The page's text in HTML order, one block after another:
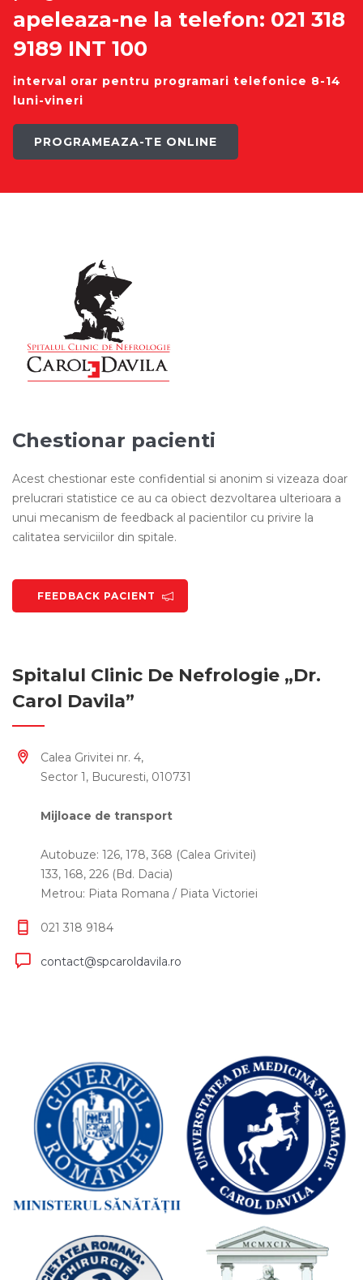
apeleaza-ne la telefon: 021 318
9189 INT 100
interval orar pentru programari telefonice 8-14
luni-vineri
PROGRAMEAZA-TE ONLINE
Chestionar pacienti
Acest chestionar este confidential si anonim si vizeaza doar
prelucrari statistice ce au ca obiect dezvoltarea ulterioara a
unui mecanism de feedback al pacientilor cu privire la
calitatea serviciilor din spitale.
FEEDBACK PACIENT
Spitalul Clinic De Nefrologie „Dr.
Carol Davila”
Calea Grivitei nr. 4,
Sector 1, Bucuresti, 010731
Mijloace de transport
Autobuze: 126, 178, 368 (Calea Grivitei)
133, 168, 226 (Bd. Dacia)
Metrou: Piata Romana / Piata Victoriei
021 318 9184
contact@spcaroldavila.ro